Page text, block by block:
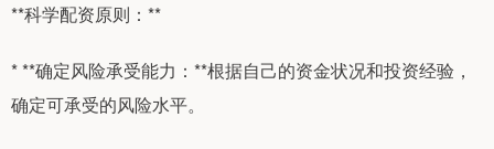
**科学配资原则：**
* **确定风险承受能力：**根据自己的资金状况和投资经验，
确定可承受的风险水平。